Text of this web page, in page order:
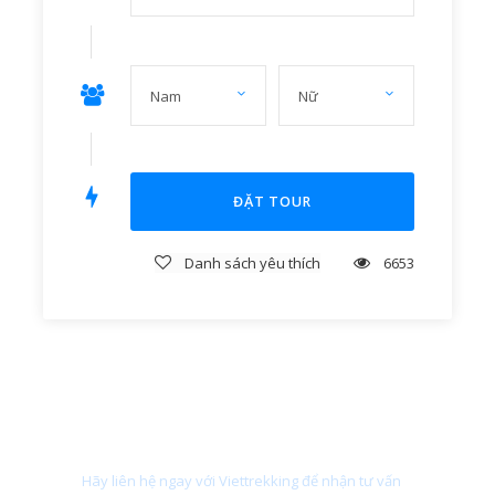
Danh sách yêu thích 6653
Hãy liên hệ ngay với Viettrekking để nhận tư vấn
Đại Hùng Bảo Điện,nhờ thờ tổ và các công
Quý khách lên xe trở về điểm đón ban đầu.
Về tới điểm đón, hướng dẫn viên chia tay quý
khách. Kết thúc chương trình, xin chào và hẹn gặp lại